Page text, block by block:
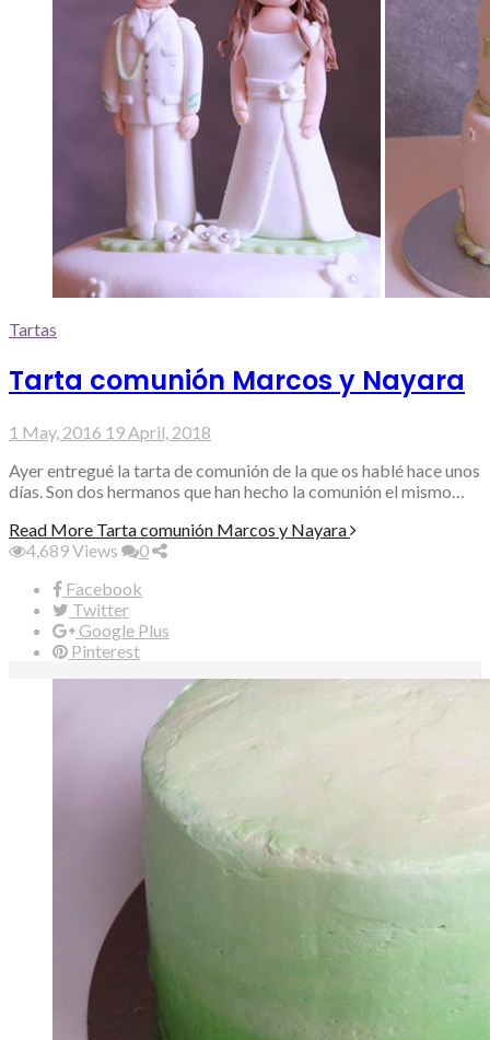
Tartas
Tarta comunión Marcos y Nayara
1 May, 2016 19 April, 2018
Ayer entregué la tarta de comunión de la que os hablé hace unos
días. Son dos hermanos que han hecho la comunión el mismo…
Read More Tarta comunión Marcos y Nayara
4,689Views
0
Facebook
Twitter
Google Plus
Pinterest